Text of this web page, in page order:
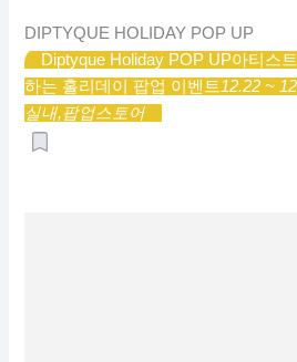
DIPTYQUE HOLIDAY POP UP
Diptyque Holiday POP UP아티스
하는 홀리데이 팝업 이벤트12.22 ~
실내,팝업스토어